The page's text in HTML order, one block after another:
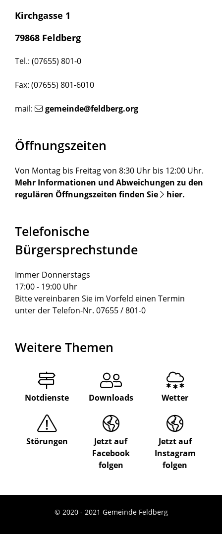
Kirchgasse 1
79868 Feldberg
Tel.: (07655) 801-0
Fax: (07655) 801-6010
mail: gemeinde@feldberg.org
Öffnungszeiten
Von Montag bis Freitag von 8:30 Uhr bis 12:00 Uhr.
Mehr Informationen und Abweichungen zu den
regulären Öffnungszeiten finden Sie
hier.
Telefonische
Bürgersprechstunde
Immer Donnerstags
17:00 - 19:00 Uhr
Bitte vereinbaren Sie im Vorfeld einen Termin
unter der Telefon-Nr. 07655 / 801-0
Weitere Themen
Notdienste Downloads Wetter
Störungen
Jetzt auf
Facebook
folgen
Jetzt auf
Instagram
folgen
© 2020 - 2021 Gemeinde Feldberg